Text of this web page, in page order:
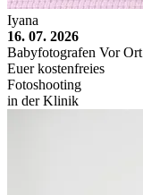
Iyana
16. 07. 2026
Babyfotografen Vor Ort
Euer kostenfreies
Fotoshooting
in der Klinik